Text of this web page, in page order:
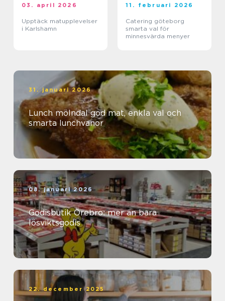
03. april 2026
Upptäck matupplevelser
i Karlshamn
11. februari 2026
Catering göteborg
smarta val för
minnesvärda menyer
31. januari 2026
Lunch mölndal god mat, enkla val och
smarta lunchvanor
08. januari 2026
Godisbutik Örebro: mer än bara
lösviktsgodis
22. december 2025